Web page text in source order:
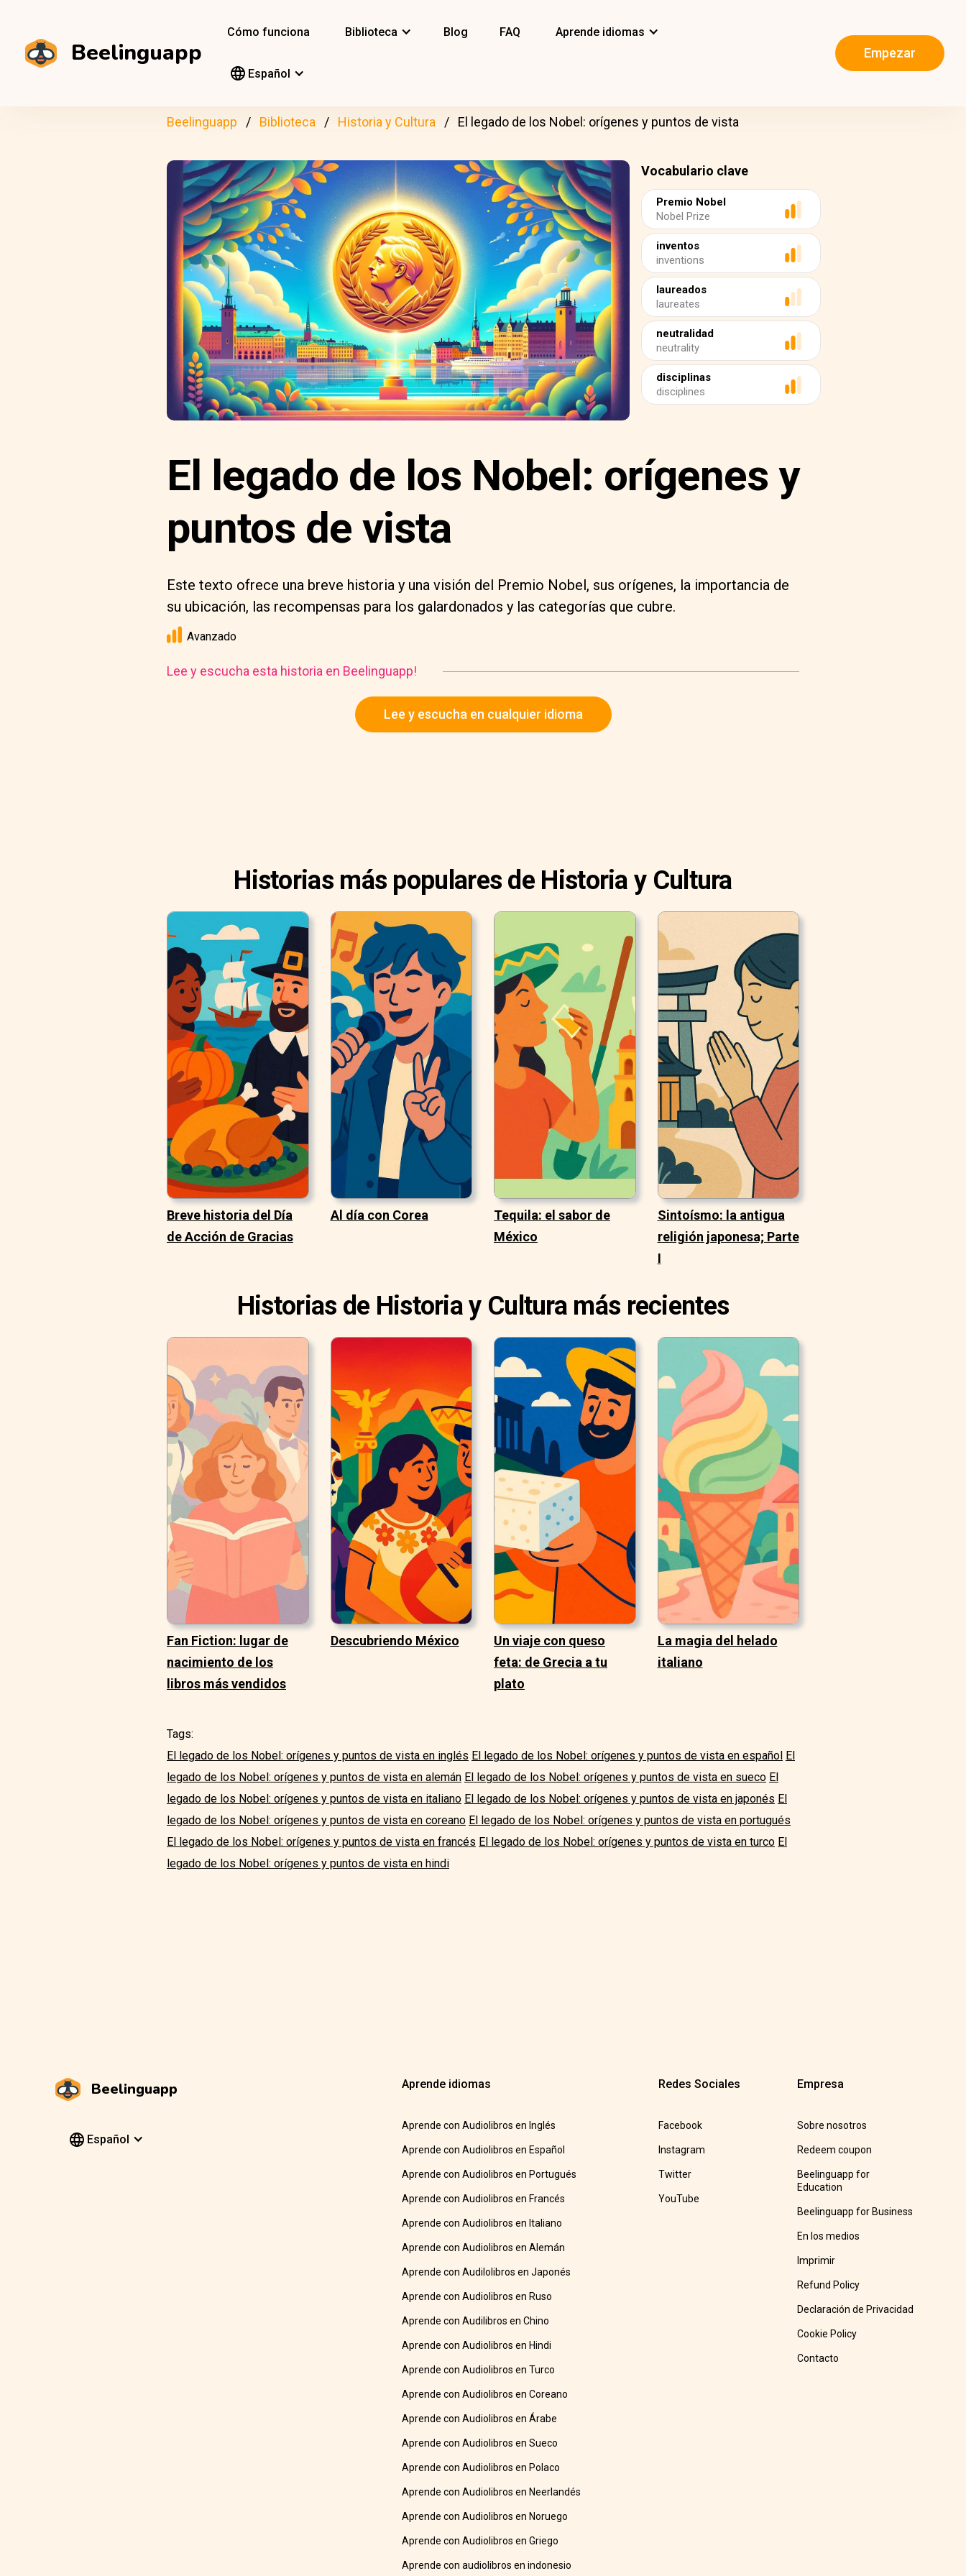
Beelinguapp
Cómo funciona Biblioteca Blog FAQ Aprende idiomas
Español
Empezar
Beelinguapp Biblioteca Historia y Cultura El legado de los Nobel: orígenes y puntos de vista
Vocabulario clave
Premio Nobel
Nobel Prize
inventos
inventions
laureados
laureates
neutralidad
neutrality
disciplinas
disciplines
El legado de los Nobel: orígenes y
puntos de vista
Este texto ofrece una breve historia y una visión del Premio Nobel, sus orígenes, la importancia de
su ubicación, las recompensas para los galardonados y las categorías que cubre.
Avanzado
Lee y escucha esta historia en Beelinguapp!
Lee y escucha en cualquier idioma
Historias más populares de Historia y Cultura
Breve historia del Día
de Acción de Gracias
Al día con Corea
Tequila: el sabor de
México
Sintoísmo: la antigua
religión japonesa; Parte
I
Historias de Historia y Cultura más recientes
Fan Fiction: lugar de
nacimiento de los
libros más vendidos
Descubriendo México
Un viaje con queso
feta: de Grecia a tu
plato
La magia del helado
italiano
Tags:
El legado de los Nobel: orígenes y puntos de vista en inglés El legado de los Nobel: orígenes y puntos de vista en español El
legado de los Nobel: orígenes y puntos de vista en alemán El legado de los Nobel: orígenes y puntos de vista en sueco El
legado de los Nobel: orígenes y puntos de vista en italiano El legado de los Nobel: orígenes y puntos de vista en japonés El
legado de los Nobel: orígenes y puntos de vista en coreano El legado de los Nobel: orígenes y puntos de vista en portugués
El legado de los Nobel: orígenes y puntos de vista en francés El legado de los Nobel: orígenes y puntos de vista en turco El
legado de los Nobel: orígenes y puntos de vista en hindi
Beelinguapp
Español
Aprende idiomas
Aprende con Audiolibros en Inglés
Aprende con Audiolibros en Español
Aprende con Audiolibros en Portugués
Aprende con Audiolibros en Francés
Aprende con Audiolibros en Italiano
Aprende con Audiolibros en Alemán
Aprende con Audilolibros en Japonés
Aprende con Audiolibros en Ruso
Aprende con Audilibros en Chino
Aprende con Audiolibros en Hindi
Aprende con Audiolibros en Turco
Aprende con Audiolibros en Coreano
Aprende con Audiolibros en Árabe
Aprende con Audiolibros en Sueco
Aprende con Audiolibros en Polaco
Aprende con Audiolibros en Neerlandés
Aprende con Audiolibros en Noruego
Aprende con Audiolibros en Griego
Aprende con audiolibros en indonesio
Redes Sociales
Facebook
Instagram
Twitter
YouTube
Empresa
Sobre nosotros
Redeem coupon
Beelinguapp for
Education
Beelinguapp for Business
En los medios
Imprimir
Refund Policy
Declaración de Privacidad
Cookie Policy
Contacto